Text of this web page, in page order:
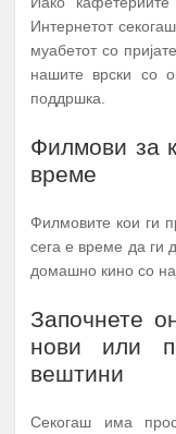
Интернетот
муабетот со
нашите врски со
поддршка.
Филмови за
време
Филмовите кои ги
сега е време да ги
домашно кино со
Започнете
нови или
вештини
Секогаш има